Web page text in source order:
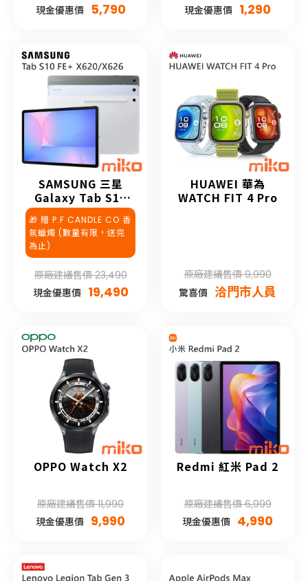
現金優惠價
5,790
現金優惠價 1,290
SAMSUNG 三星
Galaxy Tab S10
FE+
🎁 贈 P.F CANDLE CO 香
氛蠟燭 (數量有限，送完
為止)
原廠建議售價 23,490
現金優惠價 19,490
HUAWEI 華為
WATCH FIT 4 Pro
原廠建議售價 9,990
驚喜價 洽門市人員
OPPO Watch X2
原廠建議售價 11,990
現金優惠價 9,990
Redmi 紅米 Pad 2
原廠建議售價 6,999
現金優惠價 4,990